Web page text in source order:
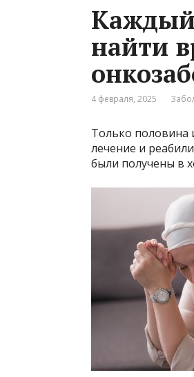
Каждый
найти
4 февраля, 2025
Только половина
лечение и
были получены в